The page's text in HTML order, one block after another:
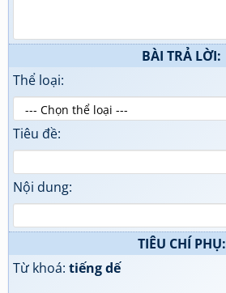
BÀI TRẢ LỜI:
Thể loại:
Tiêu đề:
Nội dung:
TIÊU CHÍ PHỤ:
Từ khoá: tiếng dế